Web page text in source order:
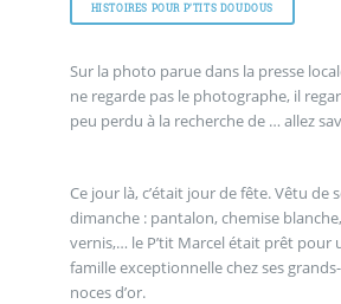
HISTOIRES POUR P’TITS DOUDOUS
Sur la photo parue dans la presse
ne regarde pas le photographe, il
peu perdu à la recherche de … allez
Ce jour là, c’était jour de fête. Vêtu de
dimanche : pantalon, chemise
vernis,… le P’tit Marcel était prêt pour
famille exceptionnelle chez ses
noces d’or.